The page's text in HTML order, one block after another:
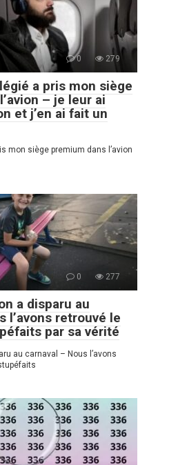
0 279
a pris mon siège
– je leur ai
et j’en ai fait un
mon siège premium dans l’avion
0 277
a disparu au
l’avons retrouvé le
par sa vérité
au carnaval – Nous l’avons